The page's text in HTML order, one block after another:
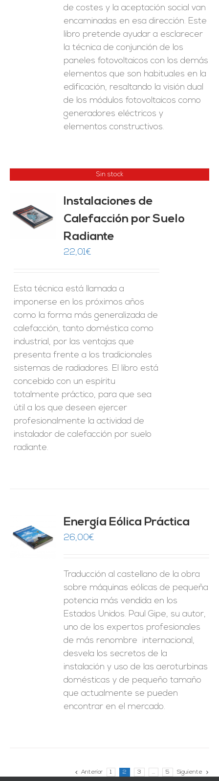
de costes y la aceptación social van
encaminadas en esa dirección. Este
libro pretende ayudar a esclarecer
la técnica de conjunción de los
paneles fotovoltaicos con los demás
elementos que son habituales en la
edificación, resaltando la visión dual
de los módulos fotovoltaicos como
generadores eléctricos y
elementos constructivos.
Sin stock
Instalaciones de
Calefacción por Suelo
Radiante
22,01€
Esta técnica está llamada a
imponerse en los próximos años
como la forma más generalizada de
calefacción, tanto doméstica como
industrial, por las ventajas que
presenta frente a los tradicionales
sistemas de radiadores. El libro está
concebido con un espíritu
totalmente práctico, para que sea
útil a los que deseen ejercer
profesionalmente la actividad de
instalador de calefacción por suelo
radiante.
Energía Eólica Práctica
26,00€
Traducción al castellano de la obra
sobre máquinas eólicas de pequeña
potencia más vendida en los
Estados Unidos. Paul Gipe, su autor,
uno de los expertos profesionales
de más renombre internacional,
desvela los secretos de la
instalación y uso de las aeroturbinas
domésticas y de pequeño tamaño
que actualmente se pueden
encontrar en el mercado.
Anterior 1 2 3 … 5 Siguiente